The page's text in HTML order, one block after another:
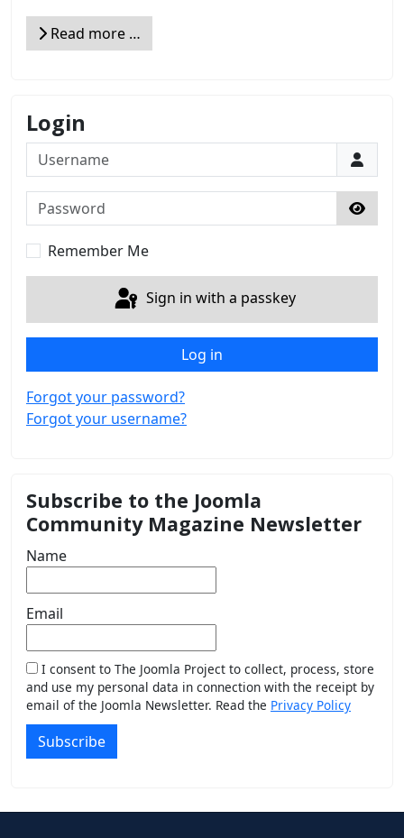
Read more …
Login
Username
Password
Show
Remember Me
Sign in with a passkey
Log in
Forgot your password?
Forgot your username?
Subscribe to the Joomla
Community Magazine Newsletter
Name
Email
I consent to The Joomla Project to collect, process, store
and use my personal data in connection with the receipt by
email of the Joomla Newsletter. Read the Privacy Policy
Subscribe